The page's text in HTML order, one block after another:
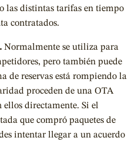
las distintas tarifas en tiempo
contratados.
Normalmente se utiliza para
pero también puede
de reservas está rompiendo la
proceden de una OTA
ellos directamente. Si el
que compró paquetes de
intentar llegar a un acuerdo